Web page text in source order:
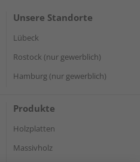
Unsere Standorte
Lübeck
Rostock (nur gewerblich)
Hamburg (nur gewerblich)
Produkte
Holzplatten
Massivholz